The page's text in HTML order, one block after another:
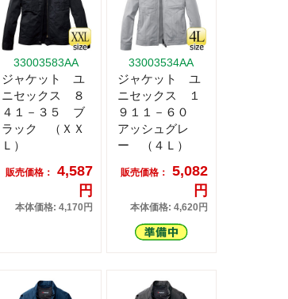
33003583AA
ジャケット ユ
ニセックス ８
４１－３５ ブ
ラック （ＸＸ
Ｌ）
販売価格：
4,587
円
本体価格: 4,170円
33003534AA
ジャケット ユ
ニセックス １
９１１－６０
アッシュグレ
ー （４Ｌ）
販売価格：
5,082
円
本体価格: 4,620円